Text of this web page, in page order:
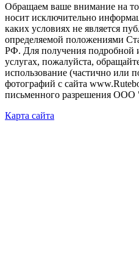
Обращаем ваше внимание на
носит исключительно
каких условиях не является
определяемой положениями
РФ. Для получения подробной
услугах, пожалуйста,
использование (частично или
фотографий с сайта
письменного разрешения
Карта сайта